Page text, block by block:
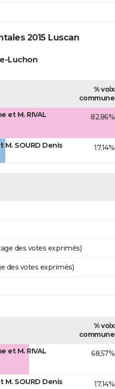
2015 Luscan
Luchon
% voix
commune
et M. RIVAL
82,86%
M. SOURD Denis 17,14%
des votes exprimés)
des votes exprimés)
% voix
commune
et M. RIVAL
68,57%
M. SOURD Denis 17,14%